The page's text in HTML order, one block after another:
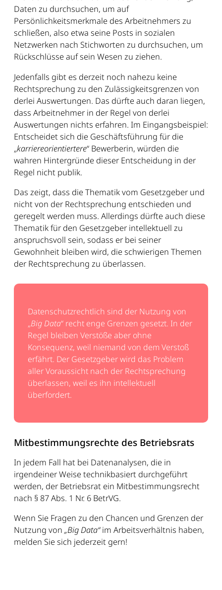
Daten zu durchsuchen, um auf
Persönlichkeitsmerkmale des Arbeitnehmers zu
schließen, also etwa seine Posts in sozialen
Netzwerken nach Stichworten zu durchsuchen, um
Rückschlüsse auf sein Wesen zu ziehen.
Jedenfalls gibt es derzeit noch nahezu keine
Rechtsprechung zu den Zulässigkeitsgrenzen von
derlei Auswertungen. Das dürfte auch daran liegen,
dass Arbeitnehmer in der Regel von derlei
Auswertungen nichts erfahren. Im Eingangsbeispiel:
Entscheidet sich die Geschäftsführung für die
„karriereorientiertere“ Bewerberin, würden die
wahren Hintergründe dieser Entscheidung in der
Regel nicht publik.
Das zeigt, dass die Thematik vom Gesetzgeber und
nicht von der Rechtsprechung entschieden und
geregelt werden muss. Allerdings dürfte auch diese
Thematik für den Gesetzgeber intellektuell zu
anspruchsvoll sein, sodass er bei seiner
Gewohnheit bleiben wird, die schwierigen Themen
der Rechtsprechung zu überlassen.
Datenschutzrechtlich sind der Nutzung von
„Big Data“ recht enge Grenzen gesetzt. In der
Regel bleiben Verstöße aber ohne
Konsequenz, weil niemand von dem Verstoß
erfährt. Der Gesetzgeber wird das Problem
aller Voraussicht nach der Rechtsprechung
überlassen, weil es ihn intellektuell
überfordert.
Mitbestimmungsrechte des Betriebsrats
In jedem Fall hat bei Datenanalysen, die in
irgendeiner Weise technikbasiert durchgeführt
werden, der Betriebsrat ein Mitbestimmungsrecht
nach § 87 Abs. 1 Nr. 6 BetrVG.
Wenn Sie Fragen zu den Chancen und Grenzen der
Nutzung von „Big Data“im Arbeitsverhältnis haben,
melden Sie sich jederzeit gern!